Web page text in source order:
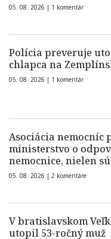
05. 08. 2026 | 1 komentár
Polícia preveruje
chlapca na
05. 08. 2026 | 1 komentár
Asociácia nemocníc
ministerstvo o
nemocnice, nielen
05. 08. 2026 | 2 komentáre
V bratislavskom
utopil 53-ročný muž